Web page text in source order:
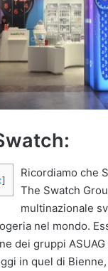
]
Ricordiamo che
The Swatch
multinazionale
nel mondo.
dei gruppi ASUAG
in quel di